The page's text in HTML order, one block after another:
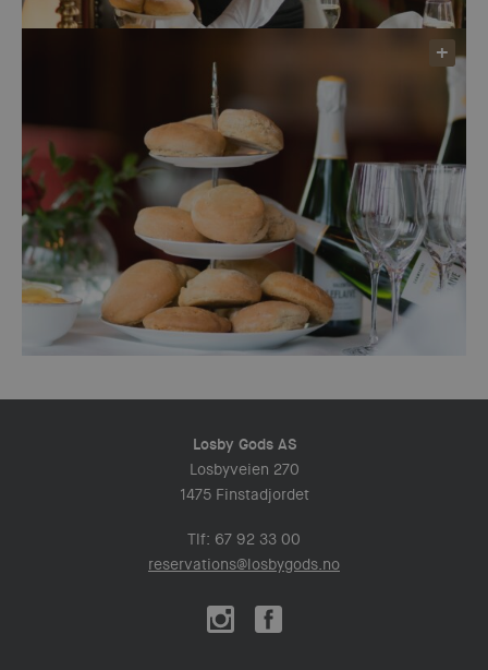
Losby Gods AS
Losbyveien 270
1475 Finstadjordet
Tlf: 67 92 33 00
reservations@losbygods.no